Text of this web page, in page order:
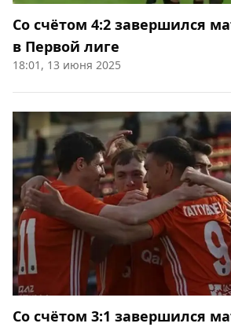
Со счётом 4:2 завершился
в Первой лиге
18:01, 13 июня 2025
Со счётом 3:1 завершился